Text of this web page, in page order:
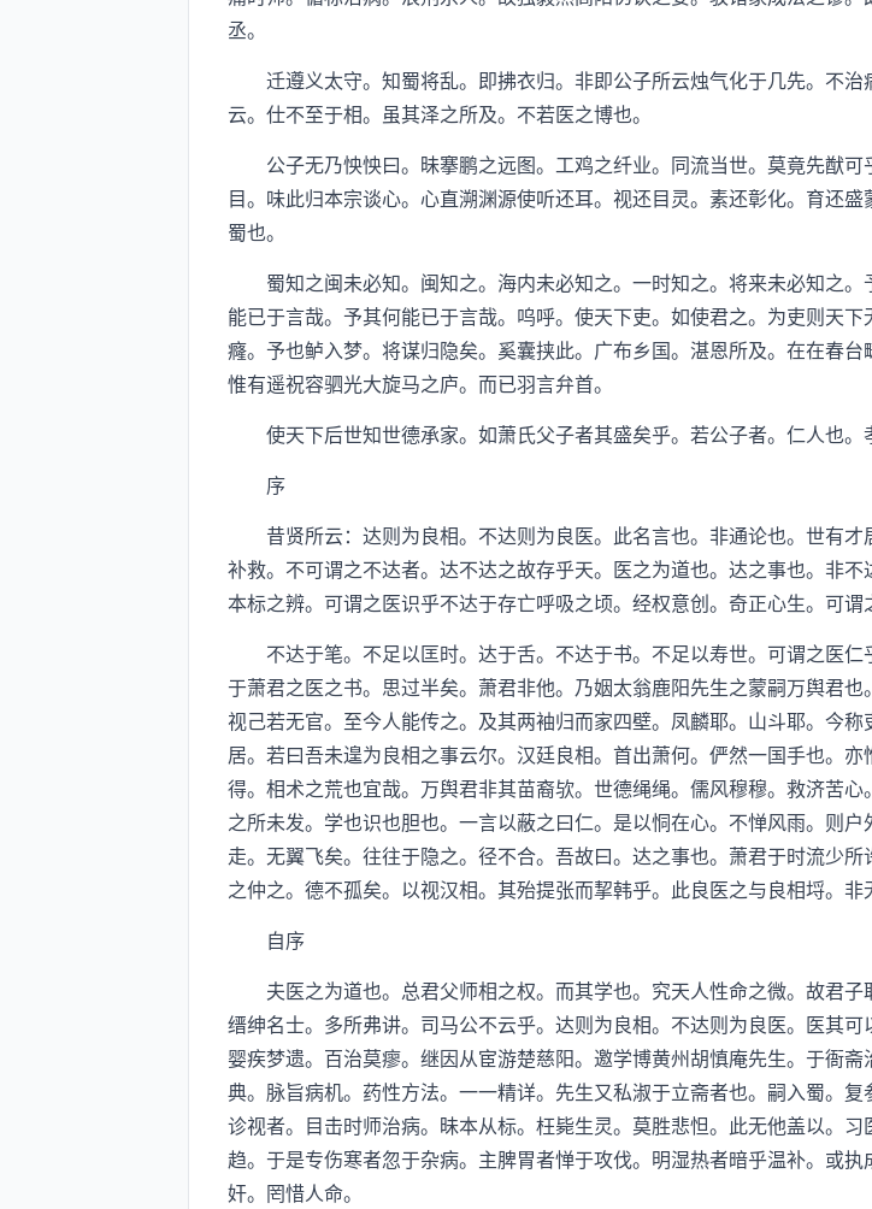
丞。
迁遵义太守。知蜀将乱。即拂衣归。非即公子所云烛气化于几先。不治
云。仕不至于相。虽其泽之所及。不若医之博也。
公子无乃怏怏曰。昧搴鹏之远图。工鸡之纤业。同流当世。莫竟先猷可
目。味此归本宗谈心。心直溯渊源使听还耳。视还目灵。素还彰化。育还
蜀也。
蜀知之闽未必知。闽知之。海内未必知之。一时知之。将来未必知之。
能已于言哉。予其何能已于言哉。呜呼。使天下吏。如使君之。为吏则天
癃。予也鲈入梦。将谋归隐矣。奚囊挟此。广布乡国。湛恩所及。在在春
惟有遥祝容驷光大旋马之庐。而已羽言弁首。
使天下后世知世德承家。如萧氏父子者其盛矣乎。若公子者。仁人也。
序
昔贤所云：达则为良相。不达则为良医。此名言也。非通论也。世有才
补救。不可谓之不达者。达不达之故存乎天。医之为道也。达之事也。非
本标之辨。可谓之医识乎不达于存亡呼吸之顷。经权意创。奇正心生。可谓
不达于笔。不足以匡时。达于舌。不达于书。不足以寿世。可谓之医仁
于萧君之医之书。思过半矣。萧君非他。乃姻太翁鹿阳先生之蒙嗣万舆君
视己若无官。至今人能传之。及其两袖归而家四壁。凤麟耶。山斗耶。今
居。若曰吾未遑为良相之事云尔。汉廷良相。首出萧何。俨然一国手也。
得。相术之荒也宜哉。万舆君非其苗裔欤。世德绳绳。儒风穆穆。救济苦
之所未发。学也识也胆也。一言以蔽之曰仁。是以恫在心。不惮风雨。则
走。无翼飞矣。往往于隐之。径不合。吾故曰。达之事也。萧君于时流少
之仲之。德不孤矣。以视汉相。其殆提张而挈韩乎。此良医之与良相埒。
自序
夫医之为道也。总君父师相之权。而其学也。究天人性命之微。故君子
缙绅名士。多所弗讲。司马公不云乎。达则为良相。不达则为良医。医其
婴疾梦遗。百治莫瘳。继因从宦游楚慈阳。邀学博黄州胡慎庵先生。于衙
典。脉旨病机。药性方法。一一精详。先生又私淑于立斋者也。嗣入蜀。
诊视者。目击时师治病。昧本从标。枉毙生灵。莫胜悲怛。此无他盖以。
趋。于是专伤寒者忽于杂病。主脾胃者惮于攻伐。明湿热者暗乎温补。或
奸。罔惜人命。